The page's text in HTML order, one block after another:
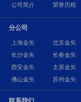
公司简介 荣誉历程
分公司
上海金矢 北京金矢
长沙金矢
长春金矢
西安金矢
太原金矢
佛山金矢
苏州金矢